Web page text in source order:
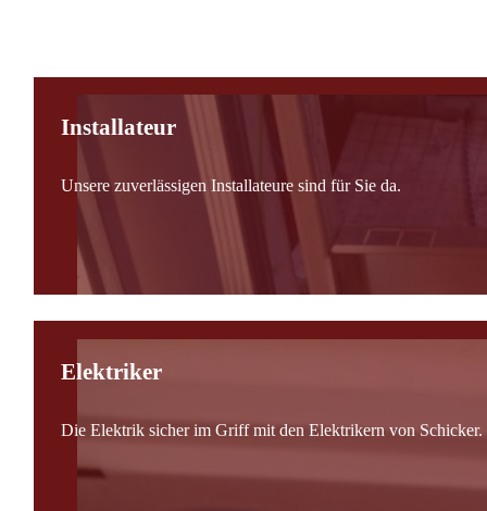
Installateur
Unsere zuverlässigen Installateure sind für Sie da.
Elektriker
Die Elektrik sicher im Griff mit den Elektrikern von Schicker.